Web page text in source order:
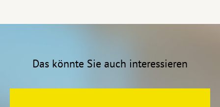
Das könnte Sie auch interessieren